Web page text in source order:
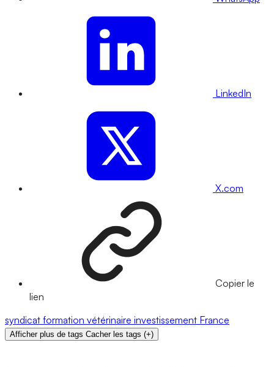
LinkedIn
X.com
Copier le
lien
syndicat formation vétérinaire investissement France
Afficher plus de tags Cacher les tags (+)